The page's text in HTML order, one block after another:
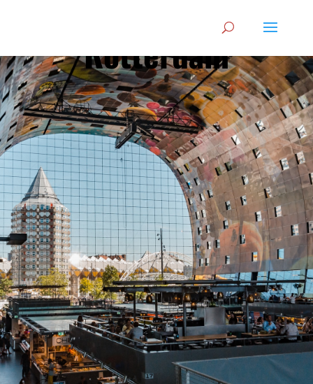
Begeleid wonen
Rotterdam